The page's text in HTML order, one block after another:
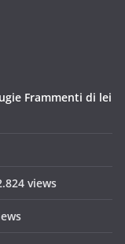
Frammenti di lei
views